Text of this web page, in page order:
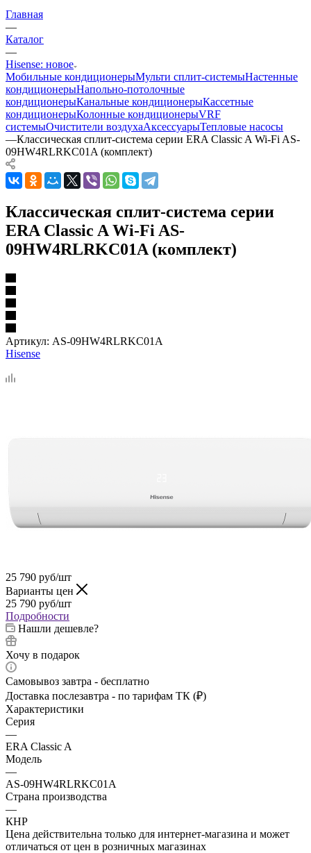
Главная
—
Каталог
—
Hisense: новое
Мобильные кондиционерыМульти сплит-системыНастенные
кондиционерыНапольно-потолочные
кондиционерыКанальные кондиционерыКассетные
кондиционерыКолонные кондиционерыVRF
системыОчистители воздухаАксессуарыТепловые насосы
—Классическая сплит-система серии ERA Classic A Wi-Fi AS-
09HW4RLRKC01A (комплект)
Классическая сплит-система серии
ERA Classic A Wi-Fi AS-
09HW4RLRKC01A (комплект)
Артикул: AS-09HW4RLRKC01A
Hisense
25 790 руб/шт
Варианты цен
25 790 руб/шт
Подробности
Нашли дешевле?
Хочу в подарок
Самовывоз завтра - бесплатно
Доставка послезавтра - по тарифам ТК (₽)
Характеристики
Серия
—
ERA Classic A
Модель
—
AS-09HW4RLRKC01A
Страна производства
—
КНР
Цена действительна только для интернет-магазина и может
отличаться от цен в розничных магазинах